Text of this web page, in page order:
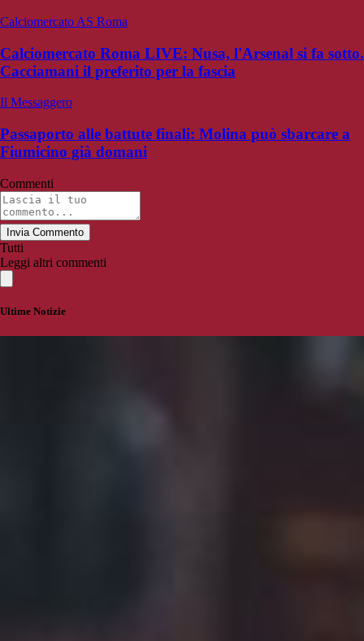
Calciomercato AS Roma
Calciomercato Roma LIVE: Nusa, l'Arsenal si fa sotto.
Cacciamani il preferito per la fascia
Il Messaggero
Passaporto alle battute finali: Molina può sbarcare a
Fiumicino già domani
Commenti
Invia Commento
Tutti
Leggi altri commenti
Ultime Notizie